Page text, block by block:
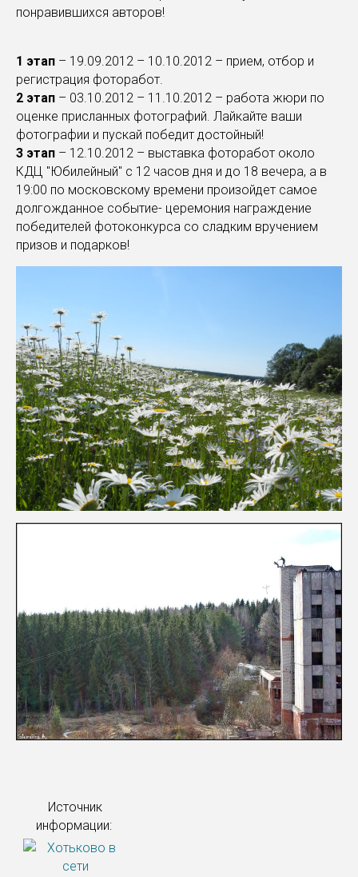
понравившихся авторов!
1 этап – 19.09.2012 – 10.10.2012 – прием, отбор и
регистрация фоторабот.
2 этап – 03.10.2012 – 11.10.2012 – работа жюри по
оценке присланных фотографий. Лайкайте ваши
фотографии и пускай победит достойный!
3 этап – 12.10.2012 – выставка фоторабот около
КДЦ "Юбилейный" с 12 часов дня и до 18 вечера, а в
19:00 по московскому времени произойдет самое
долгожданное событие- церемония награждение
победителей фотоконкурса со сладким вручением
призов и подарков!
Источник
информации: